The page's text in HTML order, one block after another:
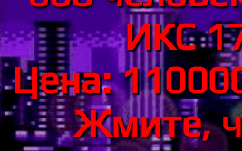
ИКС
Цена:
Жмите,